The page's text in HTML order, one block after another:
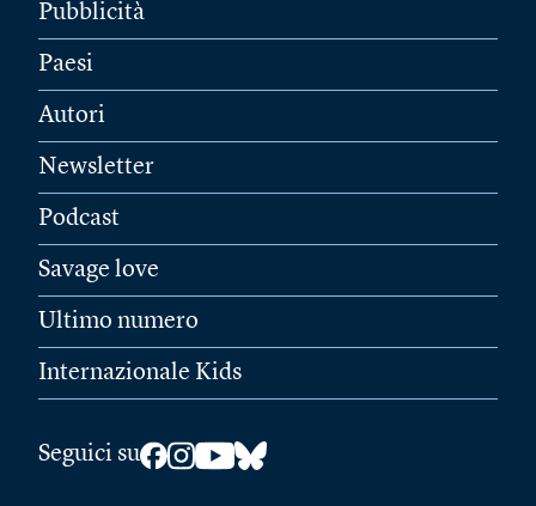
Pubblicità
Paesi
Autori
Newsletter
Podcast
Savage love
Ultimo numero
Internazionale Kids
Seguici su